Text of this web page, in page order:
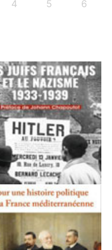
4 5 6